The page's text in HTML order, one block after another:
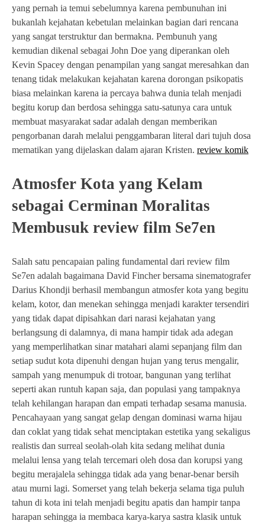
yang pernah ia temui sebelumnya karena pembunuhan ini
bukanlah kejahatan kebetulan melainkan bagian dari rencana
yang sangat terstruktur dan bermakna. Pembunuh yang
kemudian dikenal sebagai John Doe yang diperankan oleh
Kevin Spacey dengan penampilan yang sangat meresahkan dan
tenang tidak melakukan kejahatan karena dorongan psikopatis
biasa melainkan karena ia percaya bahwa dunia telah menjadi
begitu korup dan berdosa sehingga satu-satunya cara untuk
membuat masyarakat sadar adalah dengan memberikan
pengorbanan darah melalui penggambaran literal dari tujuh dosa
mematikan yang dijelaskan dalam ajaran Kristen. review komik
Atmosfer Kota yang Kelam
sebagai Cerminan Moralitas
Membusuk review film Se7en
Salah satu pencapaian paling fundamental dari review film
Se7en adalah bagaimana David Fincher bersama sinematografer
Darius Khondji berhasil membangun atmosfer kota yang begitu
kelam, kotor, dan menekan sehingga menjadi karakter tersendiri
yang tidak dapat dipisahkan dari narasi kejahatan yang
berlangsung di dalamnya, di mana hampir tidak ada adegan
yang memperlihatkan sinar matahari alami sepanjang film dan
setiap sudut kota dipenuhi dengan hujan yang terus mengalir,
sampah yang menumpuk di trotoar, bangunan yang terlihat
seperti akan runtuh kapan saja, dan populasi yang tampaknya
telah kehilangan harapan dan empati terhadap sesama manusia.
Pencahayaan yang sangat gelap dengan dominasi warna hijau
dan coklat yang tidak sehat menciptakan estetika yang sekaligus
realistis dan surreal seolah-olah kita sedang melihat dunia
melalui lensa yang telah tercemari oleh dosa dan korupsi yang
begitu merajalela sehingga tidak ada yang benar-benar bersih
atau murni lagi. Somerset yang telah bekerja selama tiga puluh
tahun di kota ini telah menjadi begitu apatis dan hampir tanpa
harapan sehingga ia membaca karya-karya sastra klasik untuk